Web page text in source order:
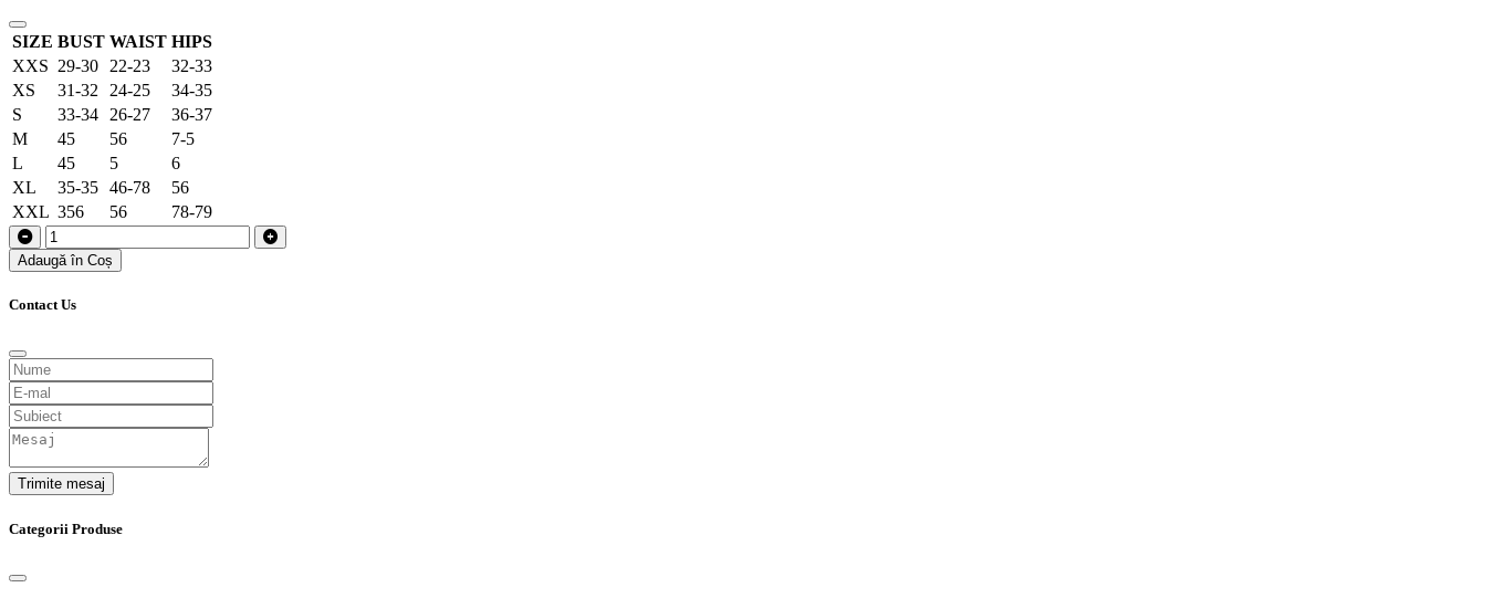
SIZE BUST WAIST HIPS
XXS 29-30 22-23
32-33
XS
31-32 24-25
34-35
S
33-34 26-27
36-37
M
45 56
7-5
L
45 5
6
XL
35-35 46-78
56
XXL 356 56 78-79
Adaugă în Coș
Contact Us
Trimite mesaj
Categorii Produse